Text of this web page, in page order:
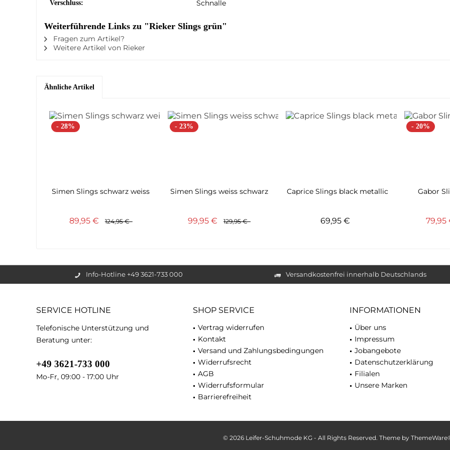
Verschluss: Schnalle
Weiterführende Links zu "Rieker Slings grün"
Fragen zum Artikel?
Weitere Artikel von Rieker
Ähnliche Artikel
- 28%
Simen Slings schwarz weiss
89,95 € 124,95 €
- 23%
Simen Slings weiss schwarz
99,95 € 129,95 €
Caprice Slings black metallic
69,95 €
- 20%
Gabor
79,95
Info-Hotline +49 3621-733 000 Versandkostenfrei innerhalb Deutschlands
SERVICE HOTLINE
Telefonische Unterstützung und
Beratung unter:
+49 3621-733 000
Mo-Fr, 09:00 - 17:00 Uhr
SHOP SERVICE
Vertrag widerrufen
Kontakt
Versand und Zahlungsbedingungen
Widerrufsrecht
AGB
Widerrufsformular
Barrierefreiheit
INFORMATIONEN
Über uns
Impressum
Jobangebote
Datenschutzerklärung
Filialen
Unsere Marken
© 2026 Leifer-Schuhmode KG - All Rights Reserved. Theme by